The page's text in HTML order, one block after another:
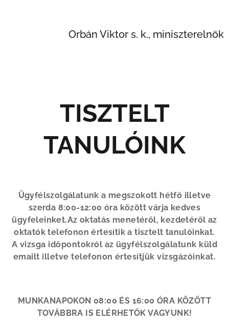
Orbán Viktor s. k., miniszterelnök
TISZTELT
TANULÓINK
Ügyfélszolgálatunk a megszokott hétfő illetve
szerda 8:00-12:00 óra között várja kedves
ügyfeleinket.Az oktatás menetéről, kezdetéről az
oktatók telefonon értesítik a tisztelt tanulóinkat.
A vizsga időpontokról az ügyfélszolgálatunk küld
emailt illetve telefonon értesítjük vizsgázóinkat.
MUNKANAPOKON 08:00 ÉS 16:00 ÓRA KÖZÖTT
TOVÁBBRA IS ELÉRHETŐK VAGYUNK!